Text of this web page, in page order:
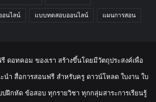
อนไลน์ แบบทดสอบออนไลน์ แผนการสอน
ดอทคอม ของเรา สร้างขึ้นโดยมีวัตถุประสงค์เพื่อ
นำ สื่อการสอนฟรี สำหรับครู ดาวน์โหลด ใบงาน ใบ
ฝึกหัด ข้อสอบ ทุกรายวิชา ทุกกลุ่มสาระการเรียนรู้